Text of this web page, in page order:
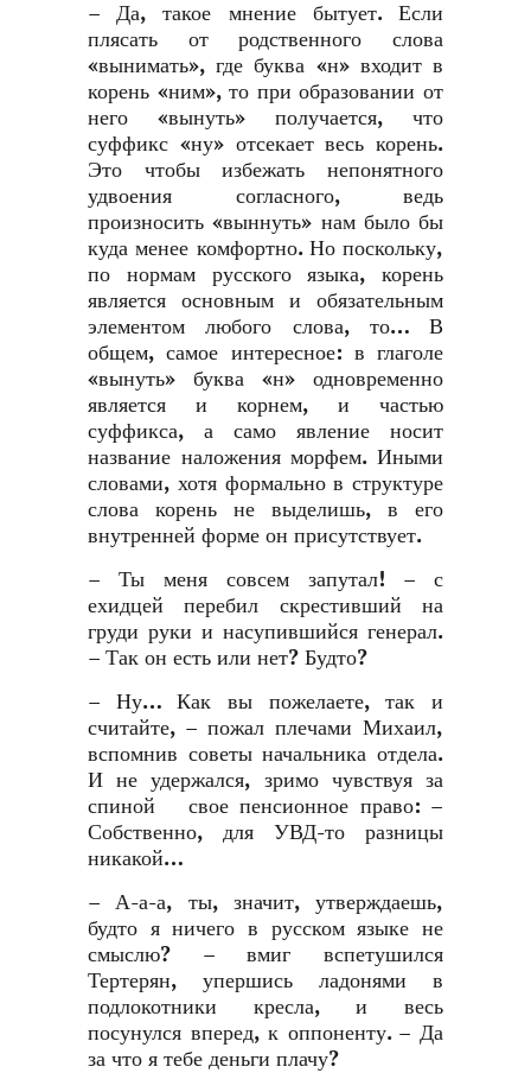
– Да, такое мнение бытует. Если
плясать от родственного слова
«вынимать», где буква «н» входит в
корень «ним», то при образовании от
него «вынуть» получается, что
суффикс «ну» отсекает весь корень.
Это чтобы избежать непонятного
удвоения согласного, ведь
произносить «выннуть» нам было бы
куда менее комфортно. Но поскольку,
по нормам русского языка, корень
является основным и обязательным
элементом любого слова, то… В
общем, самое интересное: в глаголе
«вынуть» буква «н» одновременно
является и корнем, и частью
суффикса, а само явление носит
название наложения морфем. Иными
словами, хотя формально в структуре
слова корень не выделишь, в его
внутренней форме он присутствует.
– Ты меня совсем запутал! – с
ехидцей перебил скрестивший на
груди руки и насупившийся генерал.
– Так он есть или нет? Будто?
– Ну… Как вы пожелаете, так и
считайте, – пожал плечами Михаил,
вспомнив советы начальника отдела.
И не удержался, зримо чувствуя за
спиной свое пенсионное право: –
Собственно, для УВД-то разницы
никакой…
– А-а-а, ты, значит, утверждаешь,
будто я ничего в русском языке не
смыслю? – вмиг вспетушился
Тертерян, упершись ладонями в
подлокотники кресла, и весь
посунулся вперед, к оппоненту. – Да
за что я тебе деньги плачу?